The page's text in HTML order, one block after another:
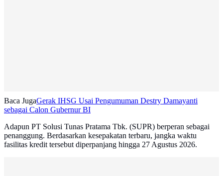
Baca JugaGerak IHSG Usai Pengumuman Destry Damayanti
sebagai Calon Gubernur BI
Adapun PT Solusi Tunas Pratama Tbk. (SUPR) berperan sebagai
penanggung. Berdasarkan kesepakatan terbaru, jangka waktu
fasilitas kredit tersebut diperpanjang hingga 27 Agustus 2026.